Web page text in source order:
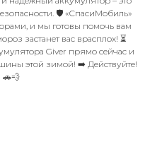
🛡️ «СпасиМобиль»
и мы готовы помочь вам
застанет вас врасплох! ⏳
Giver прямо сейчас и
этой зимой! ➡️ Действуйте!
🚗💨